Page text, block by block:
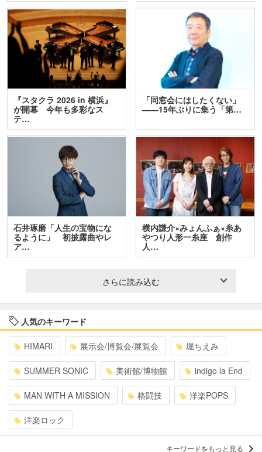
『スタクラ 2026 in 横浜』
が開幕 今年も多彩なス
テ…
「同窓会にはしたくない」
――15年ぶりに集う「第…
石井琢磨「人生の宝物にな
るように」 初披露曲やレ
ア…
横内謙介×みょんふぁ×糸あ
やつり人形一糸座 創作
人…
さらに読み込む
人気のキーワード
HIMARI 展示会/博覧会/展覧会 堀ちえみ
SUMMER SONIC 美術館/博物館 indigo la End
MAN WITH A MISSION 格闘技 洋楽POPS
洋楽ロック
キーワードをもっと見る